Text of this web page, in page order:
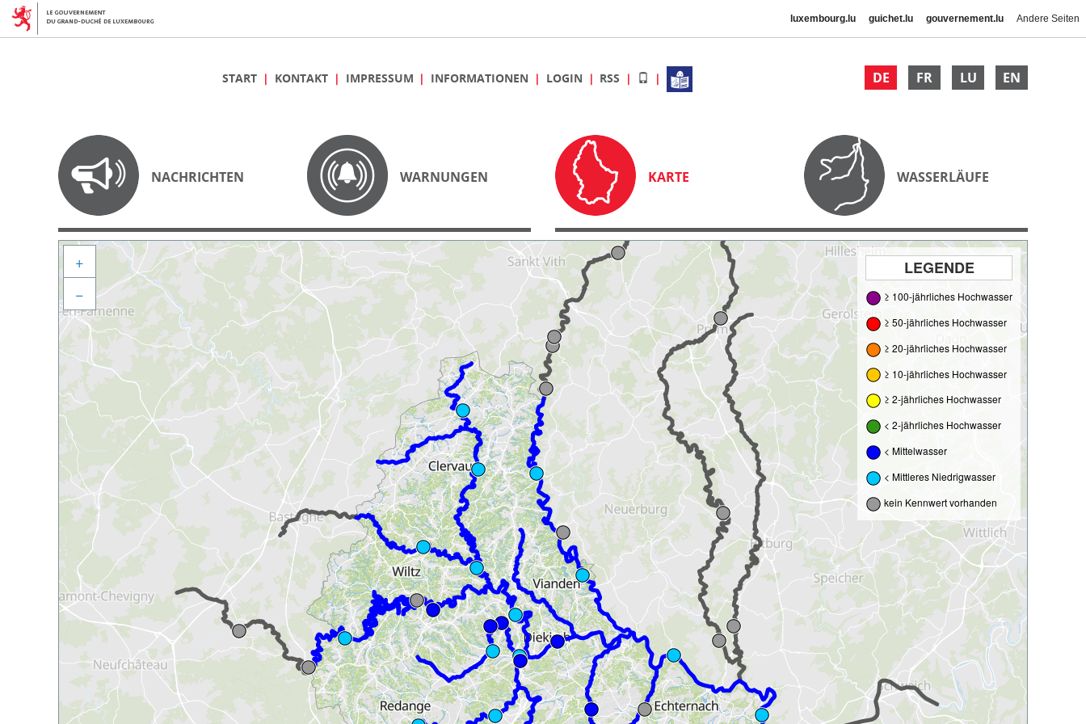
luxembourg.lu guichet.lu gouvernement.lu Andere Seiten
DE FR LU EN
START KONTAKT IMPRESSUM INFORMATIONEN LOGIN RSS
NACHRICHTEN WARNUNGEN KARTE WASSERLÄUFE
LEGENDE
≥ 100-jährliches Hochwasser
≥ 50-jährliches Hochwasser
≥ 20-jährliches Hochwasser
≥ 10-jährliches Hochwasser
≥ 2-jährliches Hochwasser
< 2-jährliches Hochwasser
< Mittelwasser
< Mittleres Niedrigwasser
kein Kennwert vorhanden
+
−